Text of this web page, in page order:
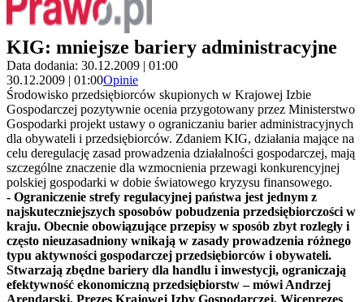
KIG: mniejsze bariery administracyjne
Data dodania: 30.12.2009 | 01:00
30.12.2009 | 01:00Opinie
Środowisko przedsiębiorców skupionych w Krajowej Izbie
Gospodarczej pozytywnie ocenia przygotowany przez Ministerstwo
Gospodarki projekt ustawy o ograniczaniu barier administracyjnych
dla obywateli i przedsiębiorców. Zdaniem KIG, działania mające na
celu deregulację zasad prowadzenia działalności gospodarczej, mają
szczególne znaczenie dla wzmocnienia przewagi konkurencyjnej
polskiej gospodarki w dobie światowego kryzysu finansowego.
- Ograniczenie strefy regulacyjnej państwa jest jednym z
najskuteczniejszych sposobów pobudzenia przedsiębiorczości w
kraju. Obecnie obowiązujące przepisy w sposób zbyt rozległy i
często nieuzasadniony wnikają w zasady prowadzenia różnego
typu aktywności gospodarczej przedsiębiorców i obywateli.
Stwarzają zbędne bariery dla handlu i inwestycji, ograniczają
efektywność ekonomiczną przedsiębiorstw – mówi Andrzej